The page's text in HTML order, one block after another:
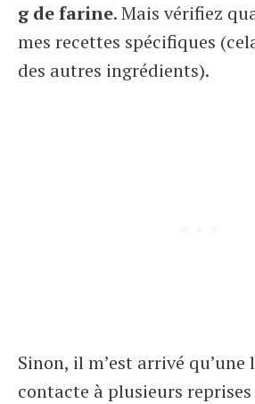
g de farine. Mais vérifiez
mes recettes spécifiques
des autres ingrédients).
Sinon, il m’est arrivé qu’une
contacte à plusieurs